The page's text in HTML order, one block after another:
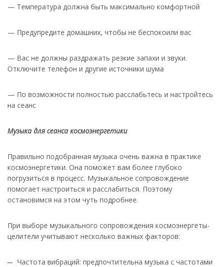
— Температура должна быть максимально комфортной
— Предупредите домашних, чтобы не беспокоили вас
— Вас не должны раздражать резкие запахи и звуки.
Отключите телефон и другие источники шума
— По возможности полностью расслабьтесь и настройтесь
на сеанс
Музыка для сеанса космоэнергетики
Правильно подобранная музыка очень важна в практике
космоэнергетики. Она поможет вам более глубоко
погрузиться в процесс. Музыкальное сопровождение
помогает настроиться и расслабиться. Поэтому
остановимся на этом чуть подробнее.
При выборе музыкального сопровождения космоэнергеты-
целители учитывают несколько важных факторов:
Частота вибраций: предпочтительна музыка с частотами